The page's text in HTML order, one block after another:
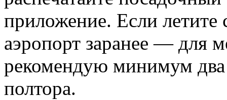
приложение. Если летите
аэропорт заранее — для
рекомендую минимум
полтора.